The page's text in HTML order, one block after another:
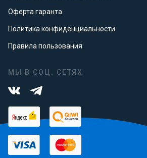
Оферта гаранта
Политика конфиденциальности
Правила пользования
МЫ В СОЦ. СЕТЯХ